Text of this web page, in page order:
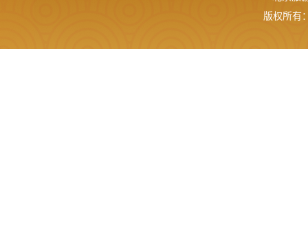
版权所有